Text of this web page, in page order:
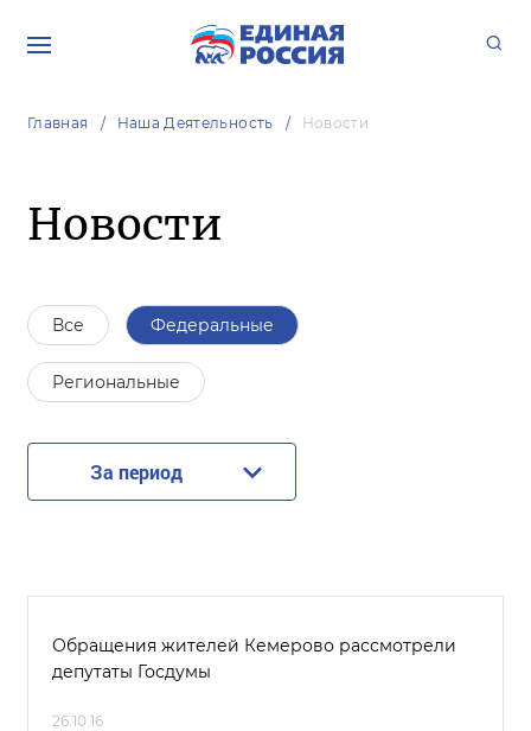
Главная Наша Деятельность Новости
Новости
Все Федеральные
Региональные
За период
Обращения жителей Кемерово рассмотрели
депутаты Госдумы
26.10.16